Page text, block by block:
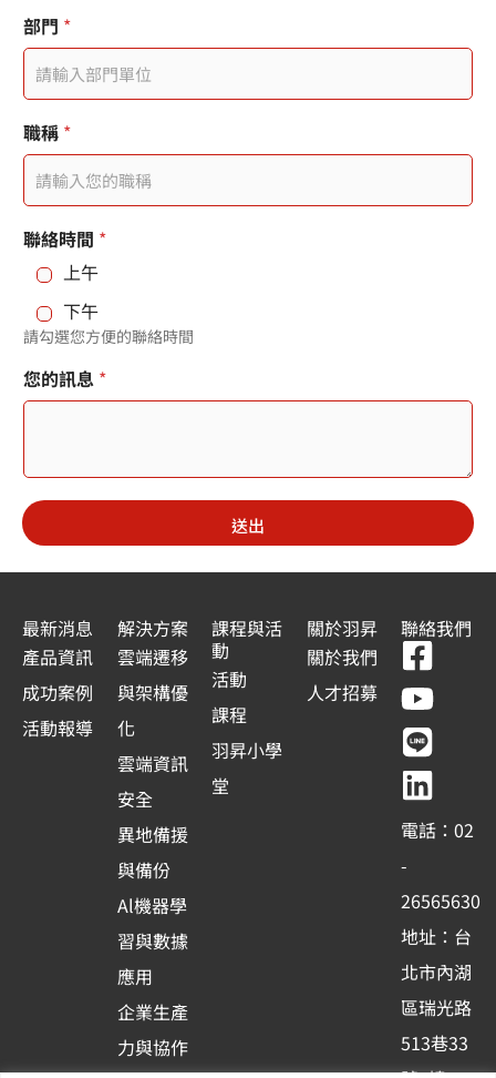
y
s
l
e
t
e
d
部門 *
職稱 *
部
您
的
訊
息
公
司
名
聯絡時間 *
上午
下午
請勾選您方便的聯絡時間
*
您的訊息 *
送出
最新消息
產品資訊
成功案例
活動報導
解決方案
雲端遷移
與架構優
化
雲端資訊
安全
異地備援
與備份
Al機器學
習與數據
應用
企業生產
力與協作
課程與活
動
活動
課程
羽昇小學
堂
關於羽昇
關於我們
人才招募
聯絡我們
F
a
c
e
b
o
o
k
-
s
q
u
a
Y
o
u
t
u
b
e
L
i
n
e
L
i
n
k
e
d
i
n
電話：02
-
26565630
地址：台
北市內湖
區瑞光路
513巷33